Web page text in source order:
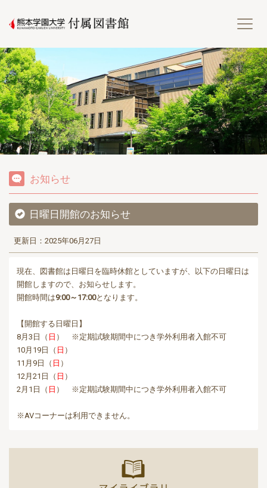
熊
お知らせ
日曜日開館のお知らせ
更新日：2025年06月27日
現在、図書館は日曜日を臨時休館としていますが、以下の日曜日は
開館しますので、お知らせします。
開館時間は9:00～17:00となります。
【開館する日曜日】
8月3日（ 日 ） ※定期試験期間中につき学外利用者入館不可
10月19日（ 日 ）
11月9日（ 日 ）
12月21日（ 日 ）
2月1日（ 日 ） ※定期試験期間中につき学外利用者入館不可
※AVコーナーは利用できません。